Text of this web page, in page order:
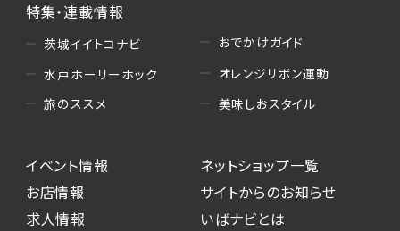
特集・連載情報
茨城イイトコナビ
水戸ホーリーホック
旅のススメ
おでかけガイド
オレンジリボン運動
美味しおスタイル
イベント情報
お店情報
求人情報
ネットショップ一覧
サイトからのお知らせ
いばナビとは